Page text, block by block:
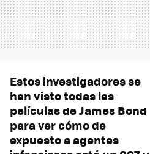
Estos investigadores se
han visto todas las
películas de James Bond
para ver cómo de
expuesto a agentes